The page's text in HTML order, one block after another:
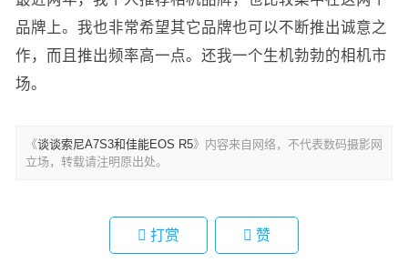
品牌上。我也非常希望其它品牌也可以不断推出诚意之
作，而且推出频率高一点。还我一个生机勃勃的相机市
场。
《谈谈索尼A7S3和佳能EOS R5》内容来自网络，不代表数码摄影网
立场，转载请注明原出处。
打赏 赞